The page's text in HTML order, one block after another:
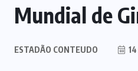
Mundial de
ESTADÃO CONTEUDO